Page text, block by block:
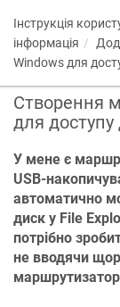
Інструкція
інформація
Windows для
Створення
для доступу
У мене є
USB-
автоматично
диск у File
потрібно
не вводячи